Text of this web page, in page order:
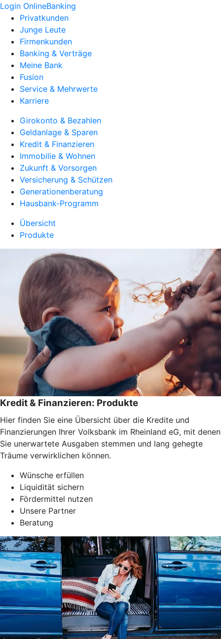
Login OnlineBanking
Privatkunden
Junge Leute
Firmenkunden
Banking & Verträge
Meine Bank
Fusion
Service & Mehrwerte
Karriere
Girokonto & Bezahlen
Geldanlage & Sparen
Kredit & Finanzieren
Immobilie & Wohnen
Zukunft & Vorsorgen
Versicherung & Schützen
Generationenberatung
Hausbank-Programm
Übersicht
Produkte
Kredit & Finanzieren: Produkte
Hier finden Sie eine Übersicht über die Kredite und
Finanzierungen Ihrer Volksbank im Rheinland eG, mit denen
Sie unerwartete Ausgaben stemmen und lang gehegte
Träume verwirklichen können.
Wünsche erfüllen
Liquidität sichern
Fördermittel nutzen
Unsere Partner
Beratung